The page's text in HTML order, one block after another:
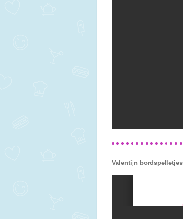
Valentijn bordspelletjes